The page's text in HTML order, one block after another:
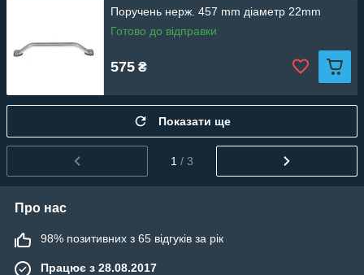
Поручень нерж. 457 mm діаметр 22mm
Готово до відправки
575 ₴
Показати ще
1 / 3
Про нас
98% позитивних з 65 відгуків за рік
Працює з 28.08.2017